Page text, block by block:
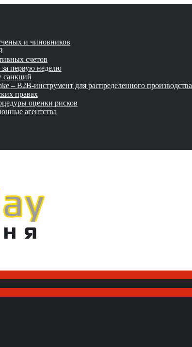
и чиновников
счетов
первую неделю
санкций
– B2B-инструмент для распределенного производства
правах
оценки рисков
агентства